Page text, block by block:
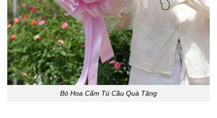
Bó Hoa Cẩm Tú Cầu Quà Tặng